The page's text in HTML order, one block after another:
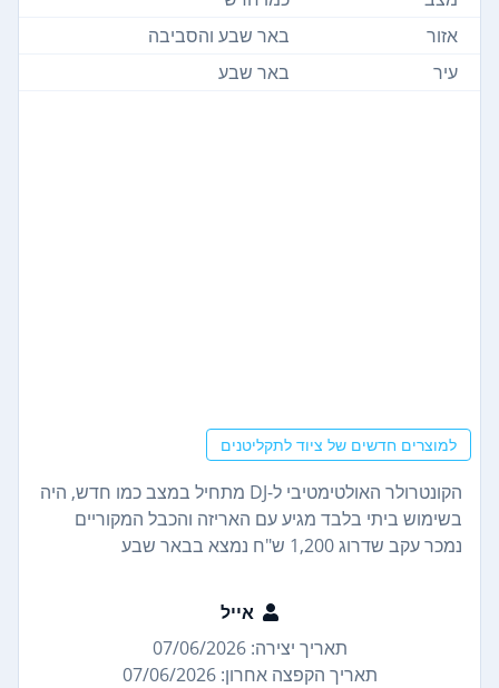
אזור
באר שבע והסביבה
עיר
באר שבע
למוצרים חדשים של ציוד לתקליטנים
הקונטרולר האולטימטיבי ל-DJ מתחיל במצב כמו חדש, היה
בשימוש ביתי בלבד מגיע עם האריזה והכבל המקוריים
נמכר עקב שדרוג 1,200 ש"ח נמצא בבאר שבע
אייל
תאריך יצירה: 07/06/2026
תאריך הקפצה אחרון: 07/06/2026